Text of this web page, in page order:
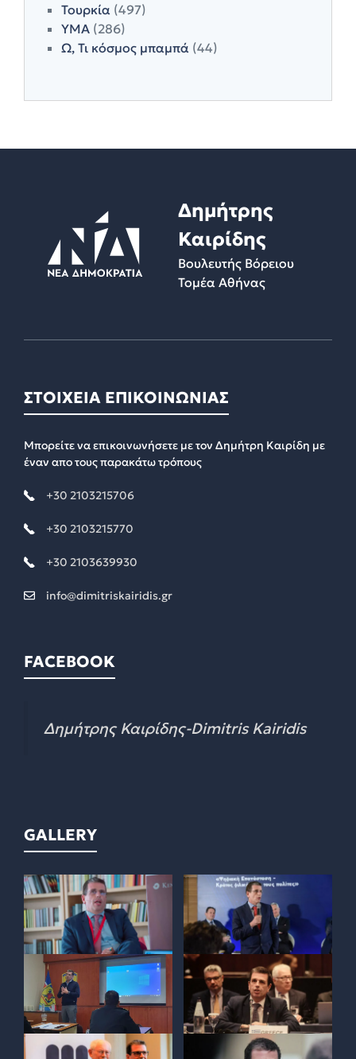
Τουρκία (497)
ΥΜΑ (286)
Ω, Τι κόσμος μπαμπά (44)
Δημήτρης
Καιρίδης
Βουλευτής Βόρειου
Τομέα Αθήνας
ΣΤΟΙΧΕΙΑ ΕΠΙΚΟΙΝΩΝΙΑΣ
Μπορείτε να επικοινωνήσετε με τον Δημήτρη Καιρίδη με
έναν απο τους παρακάτω τρόπους
+30 2103215706
+30 2103215770
+30 2103639930
info@dimitriskairidis.gr
FACEBOOK
Δημήτρης Καιρίδης-Dimitris Kairidis
GALLERY